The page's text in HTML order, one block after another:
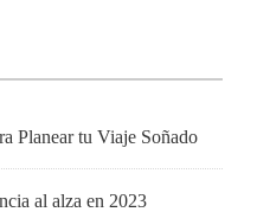
Planear tu Viaje Soñado
al alza en 2023